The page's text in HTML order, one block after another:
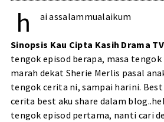
h ai assalammualaikum
Sinopsis Kau Cipta Kasih Drama
tengok episod berapa, masa
marah dekat Sherie Merlis pasal
tengok cerita ni, sampai harini.
cerita best aku share dalam
tengok episod pertama, nanti cari